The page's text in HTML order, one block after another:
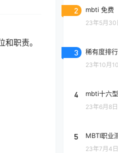
职责。
2 mbti 免费
23年5月30
3 稀有度排
23年10月
4 mbti十六
23年6月8日
5 MBTI职业
23年7月4日